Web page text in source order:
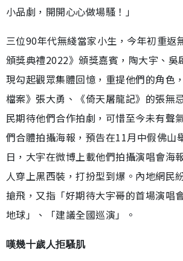
小品劇，開開心心做場騷！」
三位90年代無綫當家小生，今年初重返
頒獎典禮2022》頒獎嘉賓，陶大宇、吳
現勾起觀眾集體回憶，重提他們的角色
檔案》張大勇、《倚天屠龍記》的張無
民期待他們合作拍劇，可惜至今未有聲
們合體拍攝海報，預告在11月中假佛山
日，大宇在微博上載他們拍攝演唱會海
人穿上黑西裝，打扮型到爆。內地網民
搶飛，又指「好期待大宇哥的首場演唱
地球」、「建議全國巡演」。
嘆幾十歲人拒騷肌